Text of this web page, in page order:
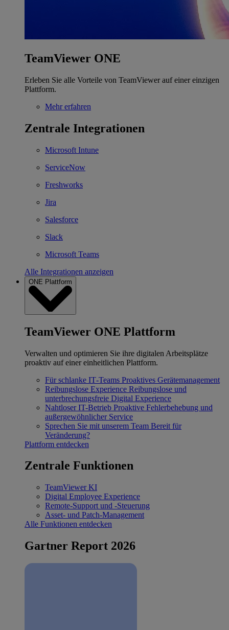
TeamViewer ONE
Erleben Sie alle Vorteile von TeamViewer auf einer einzigen
Plattform.
Mehr erfahren
Zentrale Integrationen
Microsoft Intune
ServiceNow
Freshworks
Jira
Salesforce
Slack
Microsoft Teams
Alle Integrationen anzeigen
ONE Plattform
TeamViewer ONE Plattform
Verwalten und optimieren Sie ihre digitalen Arbeitsplätze
proaktiv auf einer einheitlichen Plattform.
Für schlanke IT‐Teams Proaktives Gerätemanagement
Reibungslose Experience Reibungslose und
unterbrechungsfreie Digital Experience
Nahtloser IT-Betrieb Proaktive Fehlerbehebung und
außergewöhnlicher Service
Sprechen Sie mit unserem Team Bereit für
Veränderung?
Plattform entdecken
Zentrale Funktionen
TeamViewer KI
Digital Employee Experience
Remote-Support und -Steuerung
Asset- und Patch-Management
Alle Funktionen entdecken
Gartner Report 2026